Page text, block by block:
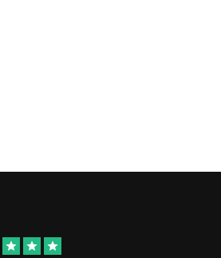
star star star